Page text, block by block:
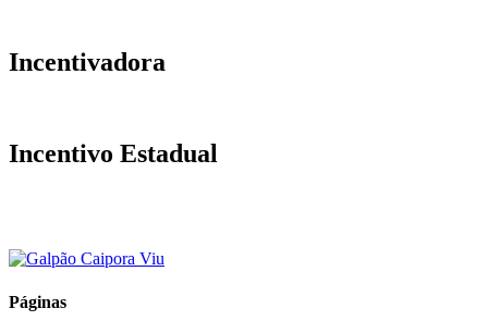
Incentivadora
Incentivo Estadual
Páginas